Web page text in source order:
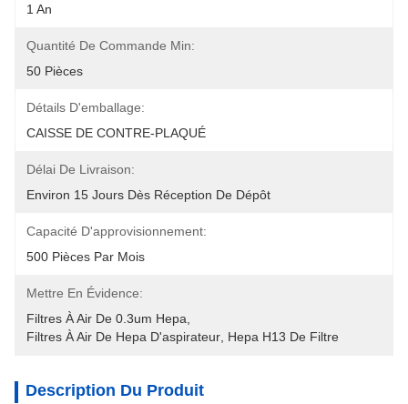
1 An
Quantité De Commande Min:
50 Pièces
Détails D'emballage:
CAISSE DE CONTRE-PLAQUÉ
Délai De Livraison:
Environ 15 Jours Dès Réception De Dépôt
Capacité D'approvisionnement:
500 Pièces Par Mois
Mettre En Évidence:
Filtres À Air De 0.3um Hepa
Filtres À Air De Hepa D'aspirateur Hepa H13 De Filtre
Description Du Produit